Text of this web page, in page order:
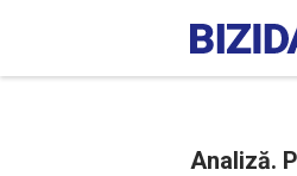
Analiză.